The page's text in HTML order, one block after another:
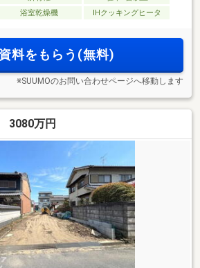
浴室乾燥機 IHクッキングヒータ
資料をもらう(無料)
※SUUMOのお問い合わせページへ移動します
3080万円